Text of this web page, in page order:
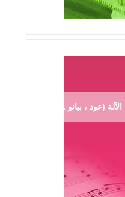
(عود ، بيانو ...)